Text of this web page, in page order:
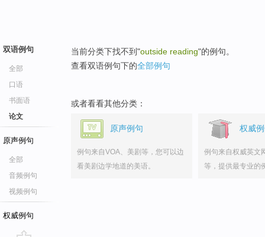
双语例句
全部
口语
书面语
论文
原声例句
全部
音频例句
视频例句
权威例句
当前分类下找不到"outside reading"的例句。
查看双语例句下的全部例句
或者看看其他分类：
原声例句
例句来自VOA、美剧等，您可以边
看美剧边学地道的美语。
权威
例句来自权威英文
等，提供最专业的